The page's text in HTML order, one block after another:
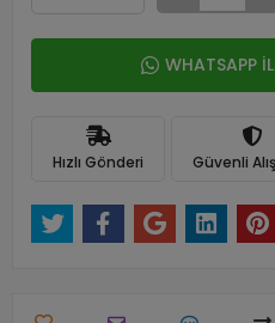
WHATSAPP
Hızlı Gönderi Güvenli